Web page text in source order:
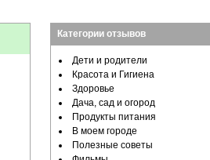
Категории отзывов
Дети и родители
Красота и Гигиена
Здоровье
Дача, сад и огород
Продукты питания
В моем городе
Полезные советы